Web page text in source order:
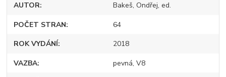
AUTOR Bakeš, Ondřej, ed.
POČET STRAN 64
ROK VYDÁNÍ 2018
VAZBA pevná, V8